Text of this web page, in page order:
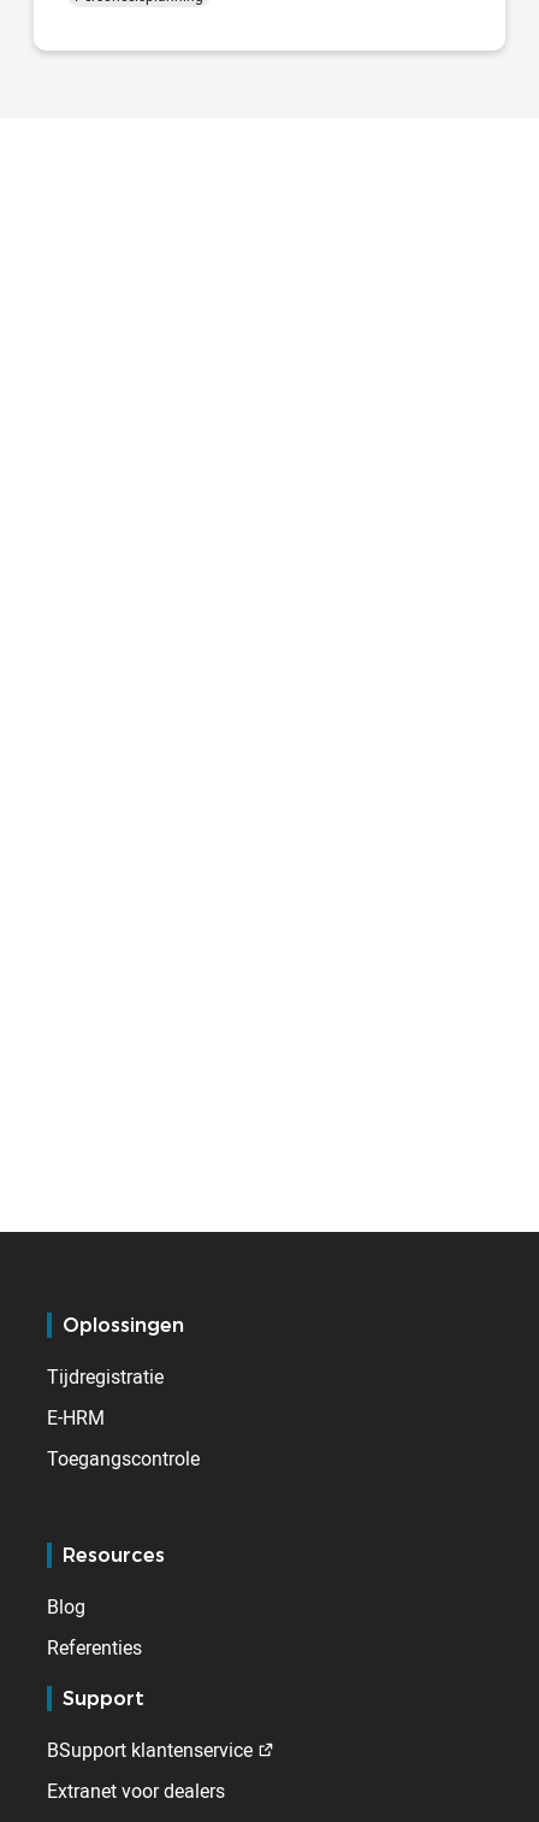
Oplossingen
Tijdregistratie
E-HRM
Toegangscontrole
Resources
Blog
Referenties
Support
BSupport klantenservice
Extranet voor dealers